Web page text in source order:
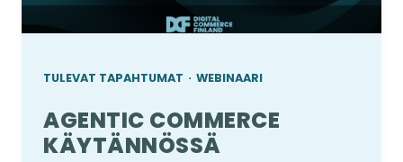
TULEVAT TAPAHTUMAT · WEBINAARI
AGENTIC COMMERCE
KÄYTÄNNÖSSÄ